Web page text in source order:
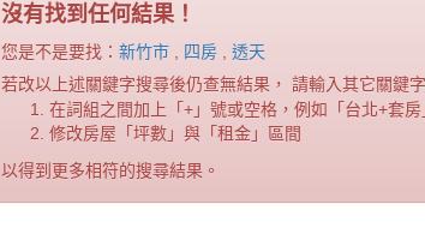
沒有找到任何結果！
您是不是要找： 新竹市 , 四房 , 透天
若改以上述關鍵字搜尋後仍查無結果， 請輸入其它關鍵
在詞組之間加上「+」號或空格，例如「台北+套房
修改房屋「坪數」與「租金」區間
以得到更多相符的搜尋結果。